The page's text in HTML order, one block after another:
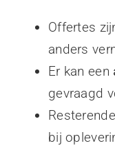
Offertes
anders
Er kan een
gevraagd
bij